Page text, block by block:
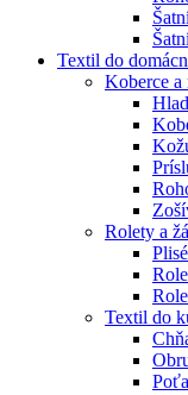
Textil do
Koberce a
Rolety a
Plisé
Textil do